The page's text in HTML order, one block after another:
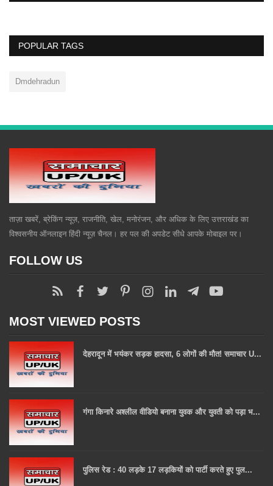
POPULAR TAGS
Dmdehradun
ताज़ा खबरें, ब्रेकिंग न्यूज़, राजनीति, खेल, मनोरंजन, और अधिक के लिए उत्तराखंड का
विश्वसनीय ऑनलाइन हिंदी न्यूज़ चैनल। हर पल की अपडेट सीधे आपके मोबाइल पर।
FOLLOW US
MOST VIEWED POSTS
देहरादून में भयंकर सड़क हादसा, 6 लोगों की मौत! समाचार U...
गंगा किनारे अश्लील वीडियो बनाना युवक और युवती को पड़ा भ...
पुलिस रेड : 40 लड़के 17 लड़कियों को पार्टी करते हुए पुल...